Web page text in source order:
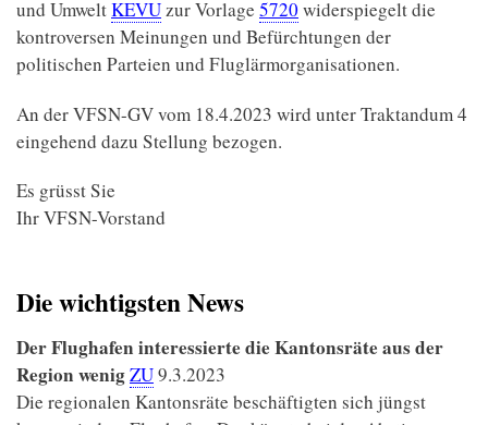
und UmweltKEVUzur Vorlage 5720 widerspiegelt die
kontroversen Meinungen und Befürchtungen der
politischen Parteien und Fluglärmorganisationen.
An der VFSN-GV vom 18.4.2023 wird unter Traktandum 4
eingehend dazu Stellung bezogen.
Es grüsst Sie
Ihr VFSN-Vorstand
Die wichtigsten News
Der Flughafen interessierte die Kantonsräte aus der
Region wenigZU9.3.2023
Die regionalen Kantonsräte beschäftigten sich jüngst